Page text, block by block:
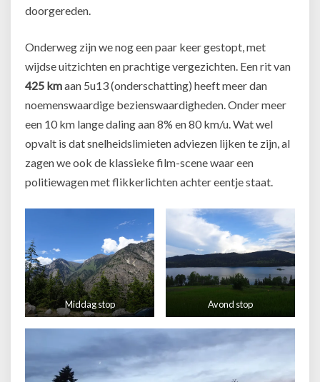
doorgereden.
Onderweg zijn we nog een paar keer gestopt, met
wijdse uitzichten en prachtige vergezichten. Een rit van
425 kmaan 5u13 (onderschatting) heeft meer dan
noemenswaardige bezienswaardigheden. Onder meer
een 10 km lange daling aan 8% en 80 km/u. Wat wel
opvalt is dat snelheidslimieten adviezen lijken te zijn, al
zagen we ook de klassieke film-scene waar een
politiewagen met flikkerlichten achter eentje staat.
Middag stop Avond stop